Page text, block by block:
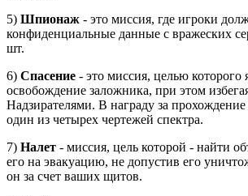
5) Шпионаж - это миссия, где игроки
конфиденциальные данные с вражеских
шт.
6) Спасение - это миссия, целью которого
освобождение заложника, при этом
Надзирателями. В награду за
один из четырех чертежей спектра.
7) Налет - миссия, цель которой - найти
его на эвакуацию, не допустив его
он за счет ваших щитов.